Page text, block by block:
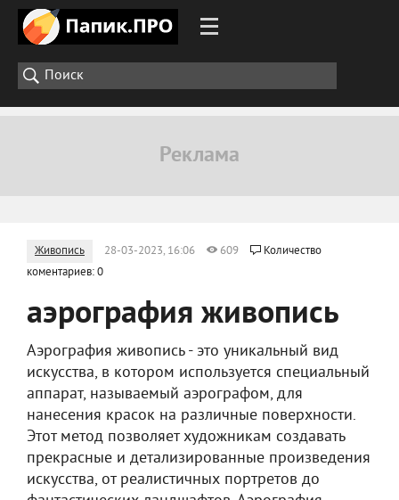
Живопись 28-03-2023, 16:06 609
Количество
коментариев: 0
аэрография живопись
Аэрография живопись - это уникальный вид
искусства, в котором используется специальный
аппарат, называемый аэрографом, для
нанесения красок на различные поверхности.
Этот метод позволяет художникам создавать
прекрасные и детализированные произведения
искусства, от реалистичных портретов до